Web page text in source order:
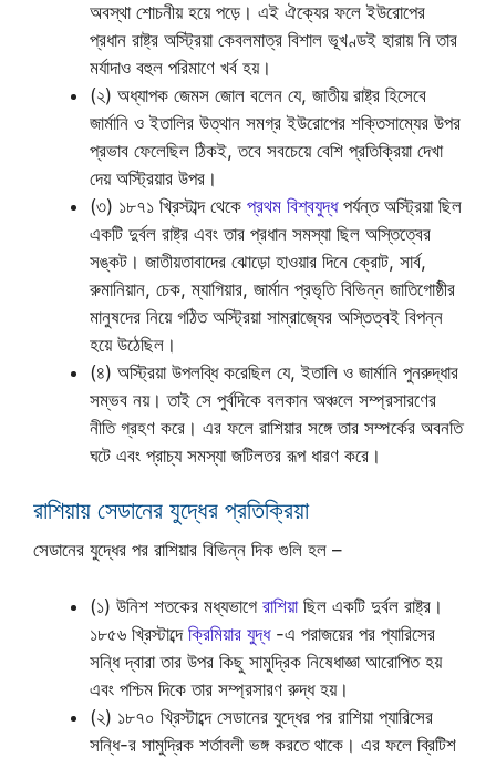
অবস্থা শোচনীয় হয়ে পড়ে। এই ঐক্যের ফলে ইউরোপের
প্রধান রাষ্ট্র অস্ট্রিয়া কেবলমাত্র বিশাল ভূখণ্ডই হারায় নি তার
মর্যাদাও বহুল পরিমাণে খর্ব হয়।
(২) অধ্যাপক জেমস জোল বলেন যে, জাতীয় রাষ্ট্র হিসেবে
জার্মানি ও ইতালির উত্থান সমগ্র ইউরোপের শক্তিসাম্যের উপর
প্রভাব ফেলেছিল ঠিকই, তবে সবচেয়ে বেশি প্রতিক্রিয়া দেখা
দেয় অস্ট্রিয়ার উপর।
(৩) ১৮৭১ খ্রিস্টাব্দ থেকে প্রথম বিশ্বযুদ্ধপর্যন্ত অস্ট্রিয়া ছিল
একটি দুর্বল রাষ্ট্র এবং তার প্রধান সমস্যা ছিল অস্তিত্বের
সঙ্কট। জাতীয়তাবাদের ঝোড়ো হাওয়ার দিনে ক্রোট, সার্ব,
রুমানিয়ান, চেক, ম্যাগিয়ার, জার্মান প্রভৃতি বিভিন্ন জাতিগোষ্ঠীর
মানুষদের নিয়ে গঠিত অস্ট্রিয়া সাম্রাজ্যের অস্তিত্বই বিপন্ন
হয়ে উঠেছিল।
(৪) অস্ট্রিয়া উপলব্ধি করেছিল যে, ইতালি ও জার্মানি পুনরুদ্ধার
সম্ভব নয়। তাই সে পুর্বদিকে বলকান অঞ্চলে সম্প্রসারণের
নীতি গ্রহণ করে। এর ফলে রাশিয়ার সঙ্গে তার সম্পর্কের অবনতি
ঘটে এবং প্রাচ্য সমস্যা জটিলতর রূপ ধারণ করে।
রাশিয়ায় সেডানের যুদ্ধের প্রতিক্রিয়া
সেডানের যুদ্ধের পর রাশিয়ার বিভিন্ন দিক গুলি হল –
(১) উনিশ শতকের মধ্যভাগে রাশিয়াছিল একটি দুর্বল রাষ্ট্র।
১৮৫৬ খ্রিস্টাব্দে ক্রিমিয়ার যুদ্ধ-এ পরাজয়ের পর প্যারিসের
সন্ধি দ্বারা তার উপর কিছু সামুদ্রিক নিষেধাজ্ঞা আরোপিত হয়
এবং পশ্চিম দিকে তার সম্প্রসারণ রুদ্ধ হয়।
(২) ১৮৭০ খ্রিস্টাব্দে সেডানের যুদ্ধের পর রাশিয়া প্যারিসের
সন্ধি-র সামুদ্রিক শর্তাবলী ভঙ্গ করতে থাকে। এর ফলে ব্রিটিশ